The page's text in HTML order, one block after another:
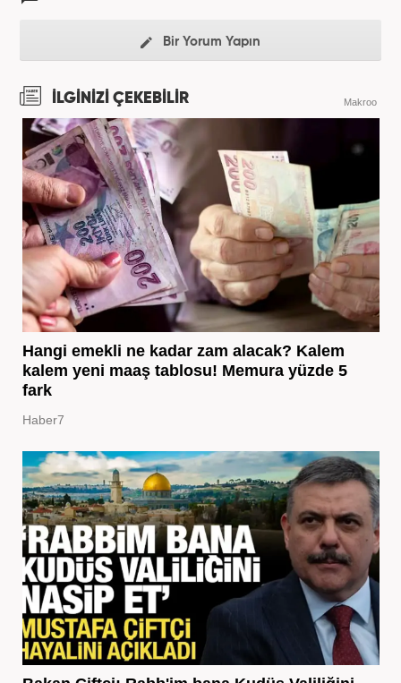
Bir Yorum Yapın
İLGİNİZİ ÇEKEBİLİR Makroo
Hangi emekli ne kadar zam alacak? Kalem
kalem yeni maaş tablosu! Memura yüzde 5
fark
Haber7